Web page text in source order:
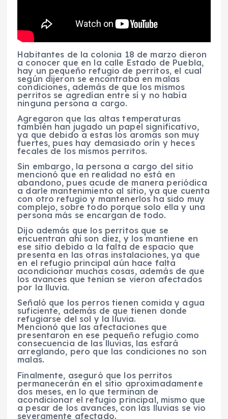
Habitantes de la colonia 18 de marzo dieron
a conocer que en la calle Estado de Puebla,
hay un pequeño refugio de perritos, el cual
según dijeron se encontraba en malas
condiciones, además de que los mismos
perritos se agredían entre sí y no había
ninguna persona a cargo.
Agregaron que las altas temperaturas
también han jugado un papel significativo,
ya que debido a estas los aromas son muy
fuertes, pues hay demasiado orín y heces
fecales de los mismos perritos.
Sin embargo, la persona a cargo del sitio
mencionó que en realidad no está en
abandono, pues acude de manera periódica
a darle mantenimiento al sitio, ya que cuenta
con otro refugio y mantenerlos ha sido muy
complejo, sobre todo porque solo ella y una
persona más se encargan de todo.
Dijo además que los perritos que se
encuentran ahí son diez, y los mantiene en
ese sitio debido a la falta de espacio que
presenta en las otras instalaciones, ya que
en el refugio principal aún hace falta
acondicionar muchas cosas, además de que
los avances que tenían se vieron afectados
por la lluvia.
Señaló que los perros tienen comida y agua
suficiente, además de que tienen donde
refugiarse del sol y la lluvia.
Mencionó que las afectaciones que
presentaron en ese pequeño refugio como
consecuencia de las lluvias, las estará
arreglando, pero que las condiciones no son
malas.
Finalmente, aseguró que los perritos
permanecerán en el sitio aproximadamente
dos meses, en lo que terminan de
acondicionar el refugio principal, mismo que
a pesar de los avances, con las lluvias se vio
severamente afectado.